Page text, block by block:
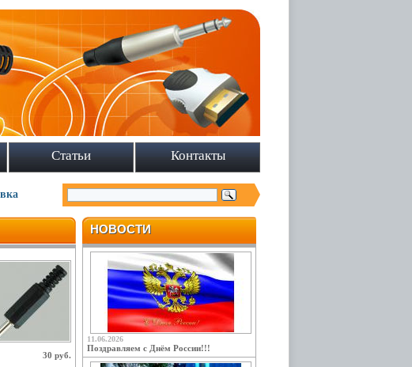
Статьи Контакты
НОВОСТИ
11.06.2026
Поздравляем с Днём России!!!
30 руб.